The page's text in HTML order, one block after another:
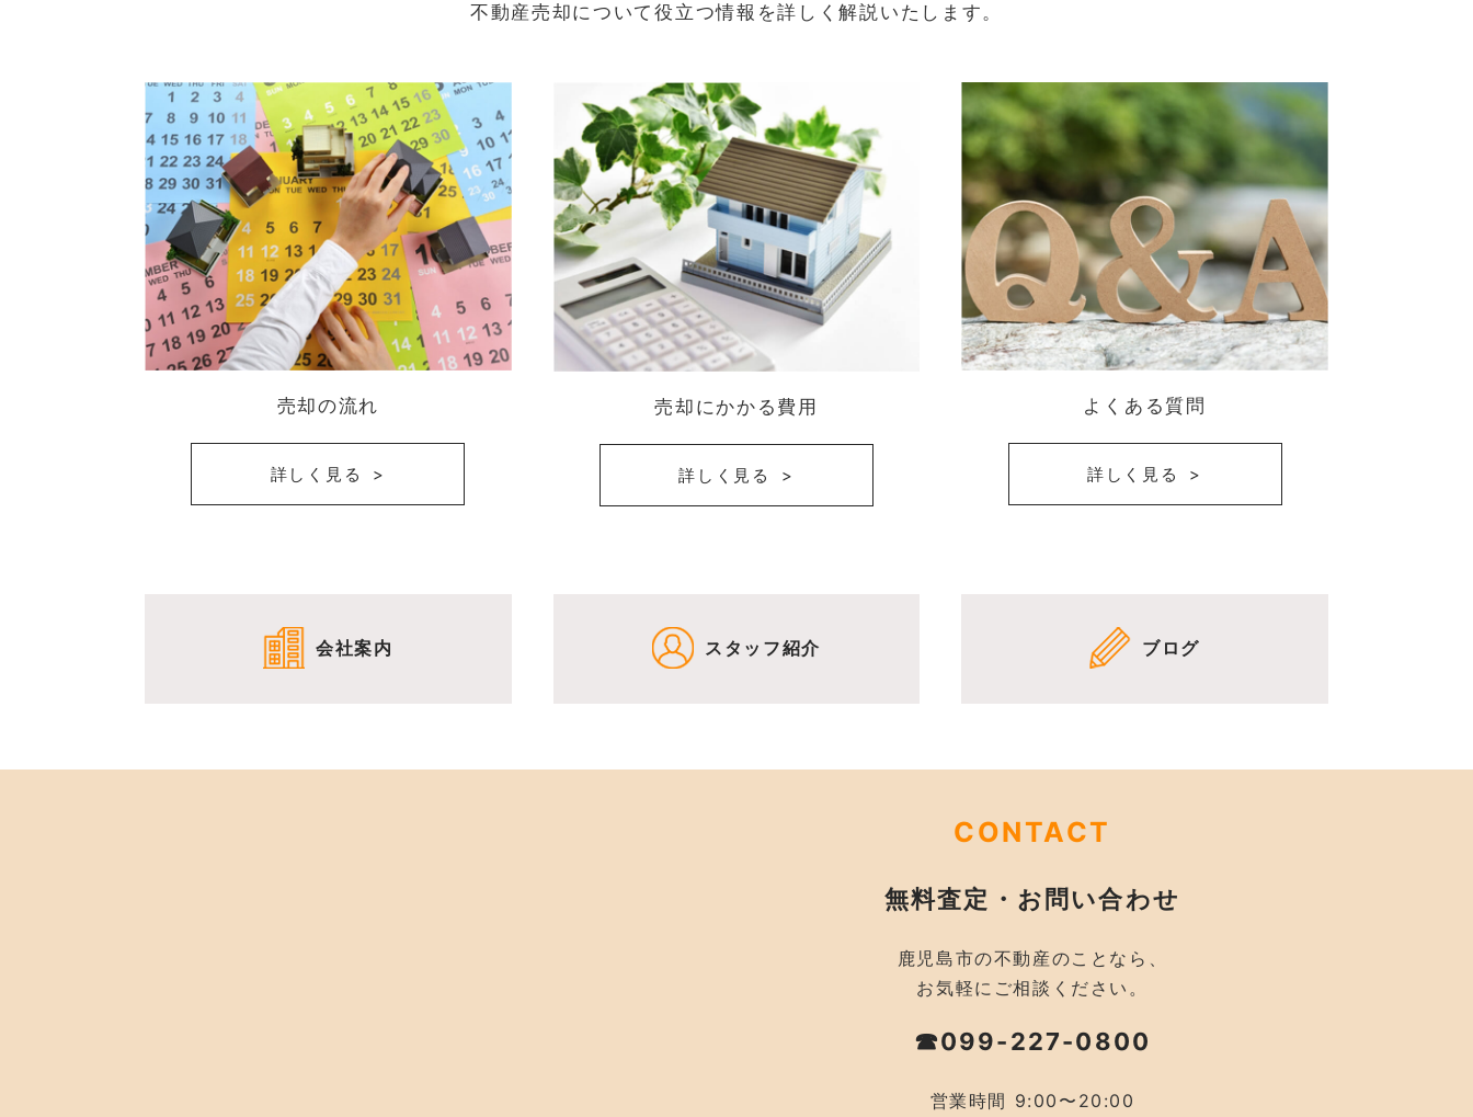
不動産売却について役立つ情報を詳しく解説いたします。
売却の流れ
詳しく見る
売却にかかる費用
詳しく見る
よくある質問
詳しく見る
会社案内 スタッフ紹介 ブログ
CONTACT
無料査定・お問い合わせ
鹿児島市の不動産のことなら、
お気軽にご相談ください。
☎099-227-0800
営業時間 9:00〜20:00